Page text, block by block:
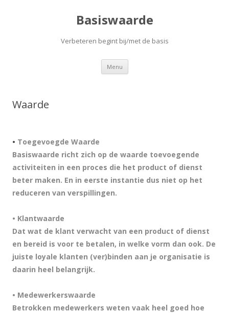
Basiswaarde
Verbeteren begint bij/met de basis
Menu Spring
de
Waarde
• Toegevoegde Waarde
Basiswaarde richt zich op de waarde toevoegende
activiteiten in een proces die het product of dienst
beter maken. En in eerste instantie dus niet op het
reduceren van verspillingen.
• Klantwaarde
Dat wat de klant verwacht van een product of dienst
en bereid is voor te betalen, in welke vorm dan ook. De
juiste loyale klanten (ver)binden aan je organisatie is
daarin heel belangrijk.
• Medewerkerswaarde
Betrokken medewerkers weten vaak heel goed hoe